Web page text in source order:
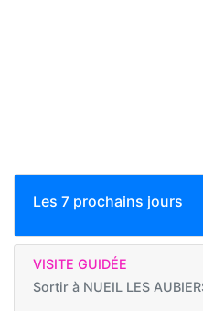
Les 7 prochains jours
VISITE GUIDÉE
Sortir à NUEIL LES